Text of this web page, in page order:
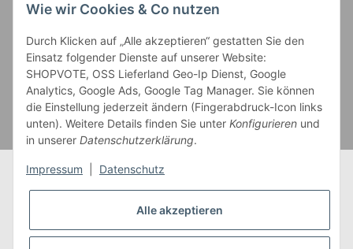
* Alle Preise inkl. gesetzlicher USt., zzgl.Versand
Wie wir Cookies & Co nutzen
Durch Klicken auf „Alle akzeptieren“ gestatten Sie den
Einsatz folgender Dienste auf unserer Website:
SHOPVOTE, OSS Lieferland Geo-Ip Dienst, Google
Analytics, Google Ads, Google Tag Manager. Sie können
die Einstellung jederzeit ändern (Fingerabdruck-Icon links
unten). Weitere Details finden Sie unter Konfigurieren und
in unserer Datenschutzerklärung.
Impressum Datenschutz
Alle akzeptieren